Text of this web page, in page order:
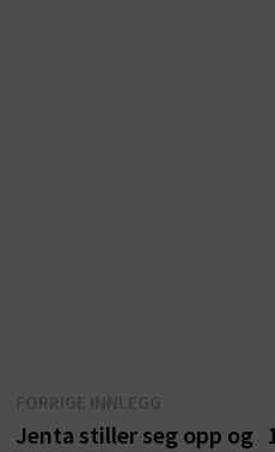
innlegg:
Jenta stiller seg opp og